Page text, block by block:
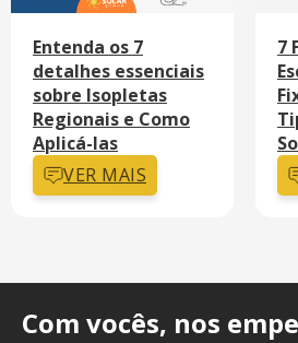
Entenda os 7
detalhes essenciais
sobre Isopletas
Regionais e Como
Aplicá-las
VER MAIS
7
Com vocês, nos